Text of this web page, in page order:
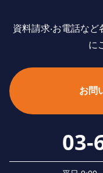
資料請求‧お電話な
に
お問
03-